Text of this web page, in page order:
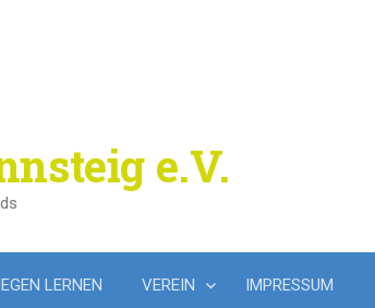
e.V.
LERNEN VEREIN IMPRESSUM